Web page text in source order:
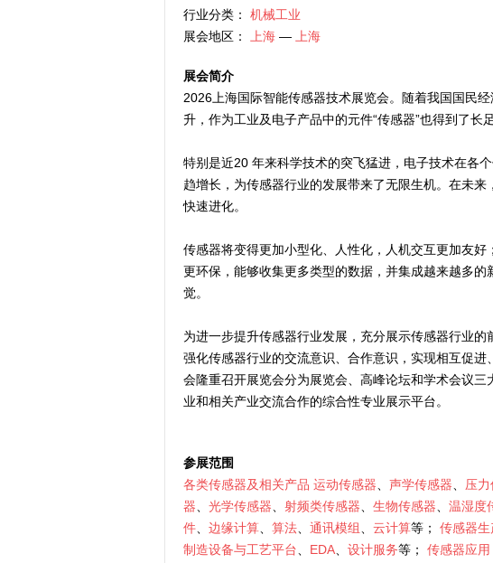
行业分类： 机械工业
展会地区：
上海 — 上海
展会简介
2026上海国际智能传感器技术展览会。随着我国国民
升，作为工业及电子产品中的元件“传感器”也得到了长
特别是近20 年来科学技术的突飞猛进，电子技术在各
趋增长，为传感器行业的发展带来了无限生机。在未
快速进化。
传感器将变得更加小型化、人性化，人机交互更加友好
更环保，能够收集更多类型的数据，并集成越来越多
觉。
为进一步提升传感器行业发展，充分展示传感器行业
强化传感器行业的交流意识、合作意识，实现相互促
会隆重召开展览会分为展览会、高峰论坛和学术会议
业和相关产业交流合作的综合性专业展示平台。
参展范围
各类传感器及相关产品 运动传感器 声学传感器 压
器
光学传感器 射频类传感器 生物传感器 温湿度
件
边缘计算 算法 通讯模组 云计算等； 传感器
制造设备与工艺平台
EDA 设计服务等； 传感器应用